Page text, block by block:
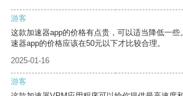
游客
这款加速器app的价格有点贵，可以适当降低一些
速器app的价格应该在50元以下才比较合理。
2025-01-16
游客